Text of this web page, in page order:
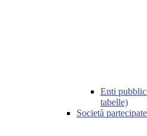
Enti
tabelle)
Società partecipate